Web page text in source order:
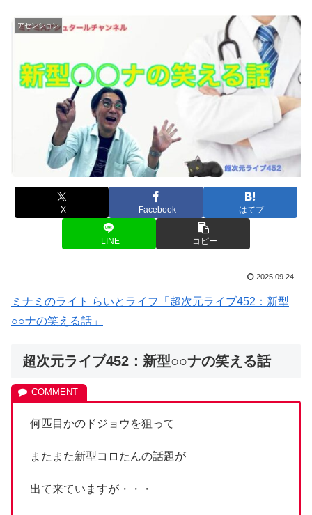
アセンション
X Facebook はてブ
LINE コピー
2025.09.24
ミナミのライト らいとライフ「超次元ライブ452：新型
○○ナの笑える話」
超次元ライブ452：新型○○ナの笑える話
何匹目かのドジョウを狙って
またまた新型コロたんの話題が
出て来ていますが・・・